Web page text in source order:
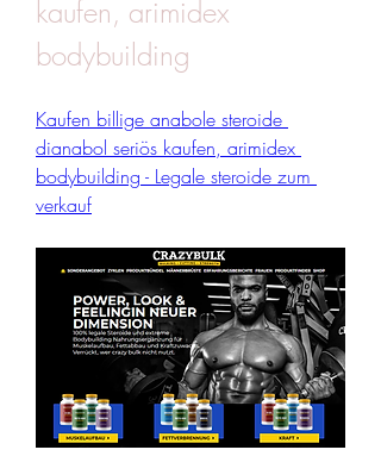
kaufen, arimidex
bodybuilding
Kaufen billige anabole steroide
dianabol seriös kaufen, arimidex
bodybuilding - Legale steroide zum
verkauf